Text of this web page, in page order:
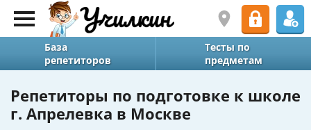
База
репетиторов
Тесты по
предметам
Репетиторы по подготовке к школе
г. Апрелевка в Москве